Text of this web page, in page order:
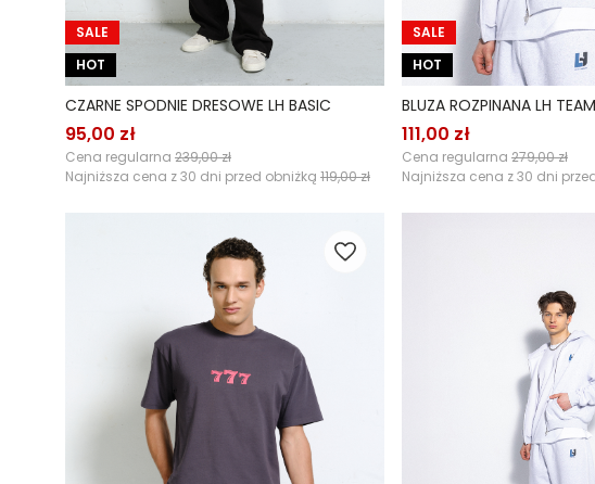
SALE
HOT
CZARNE SPODNIE DRESOWE LH BASIC
95,00 zł
Cena regularna 239,00 zł
Najniższa cena z 30 dni przed obniżką 119,00 zł
SALE
HOT
BLUZA ROZPINANA LH
111,00 zł
Cena regularna 279,00 zł
Najniższa cena z 30 dni